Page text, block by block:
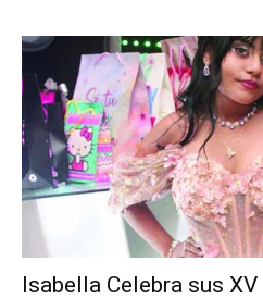
Isabella Celebra sus